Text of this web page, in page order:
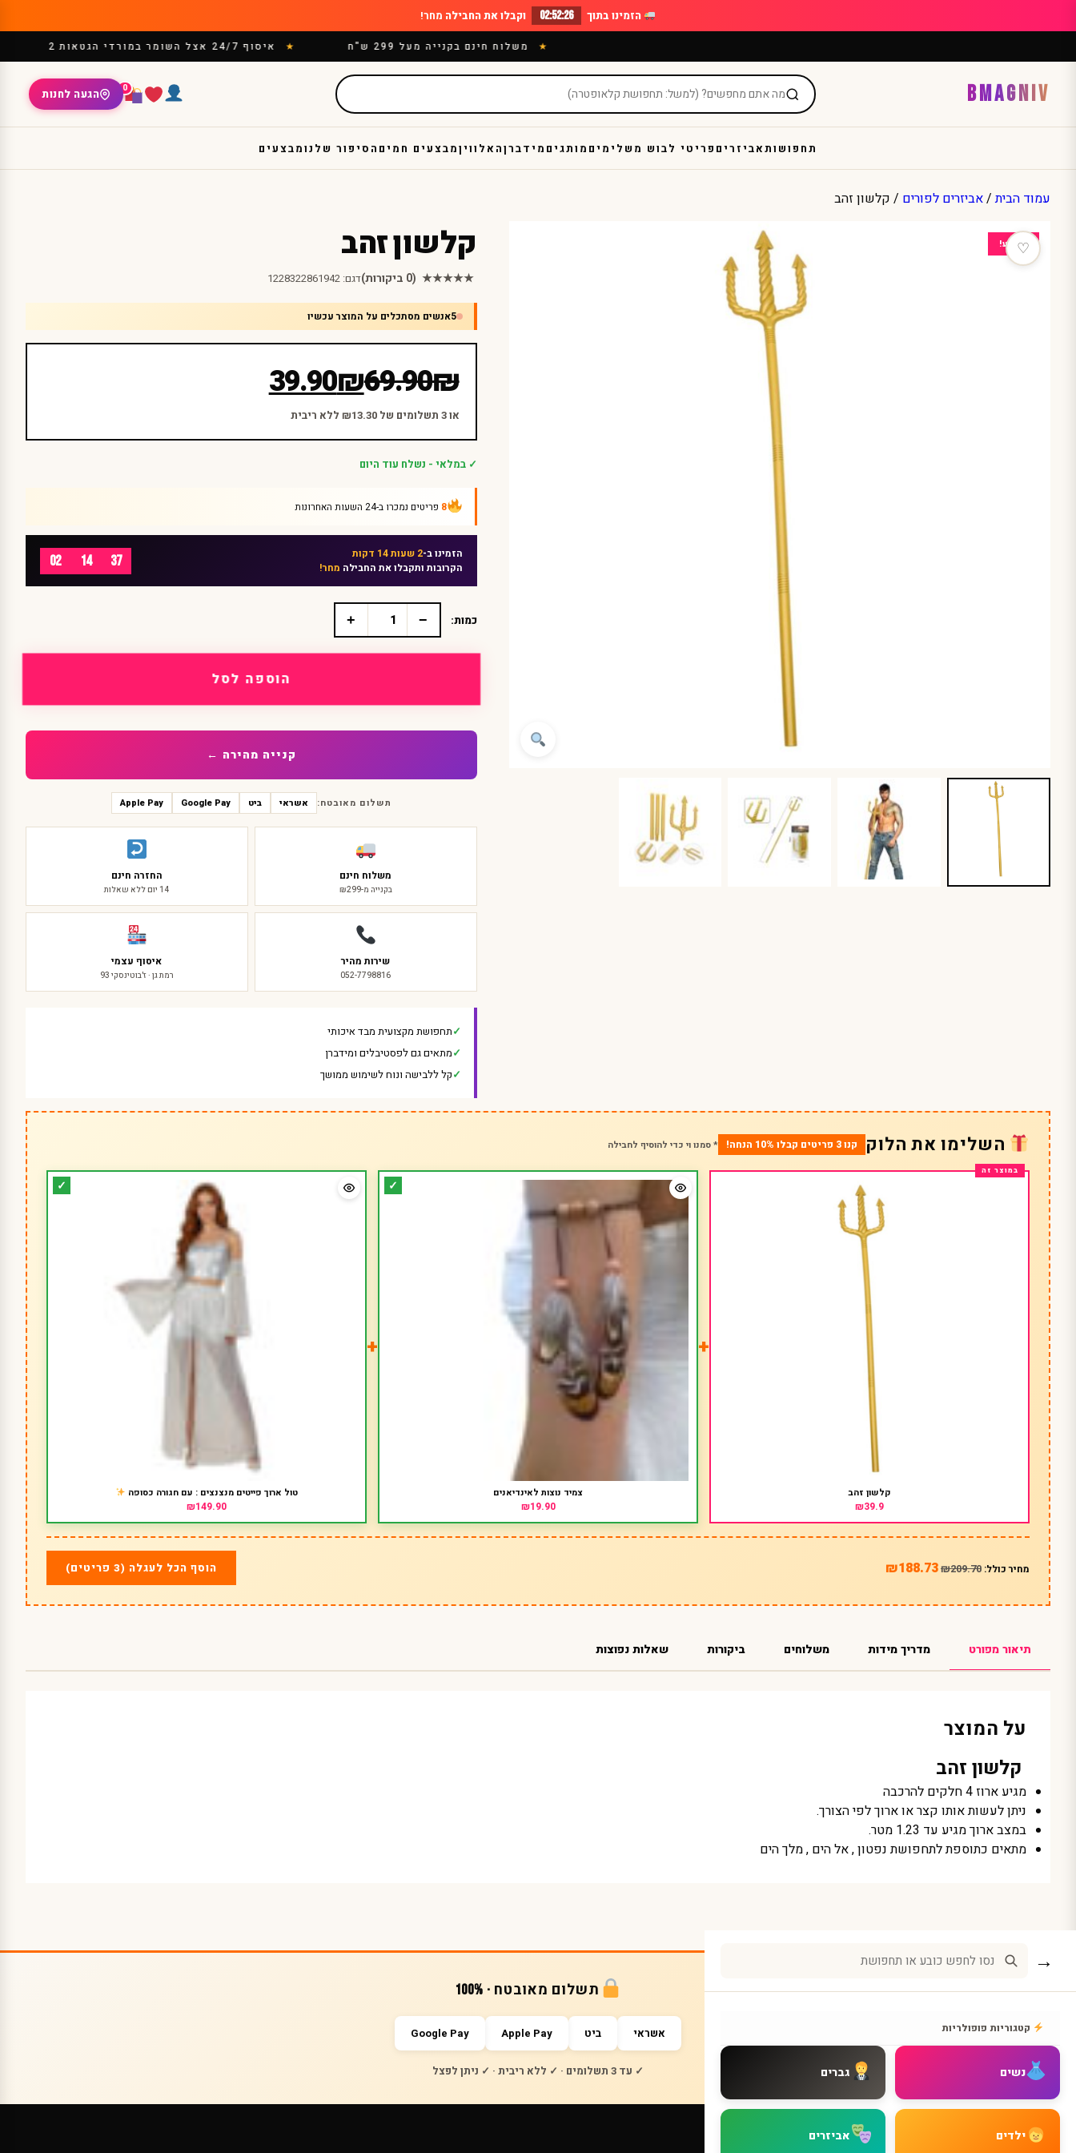
to
הזמינו בתוך 02:52:25 וקבלו את החבילה מחר!
משלוח חינם בקנייה מעל 299 ש"ח איסוף 24/7 אצל השומר במורדי הגטאות 2
BMAGNIV
0 הגעה לחנות
תחפושותאביזרים פריטי לבוש משלימים מותגים מידברןהאלוויןמבצעים חמים הסיפור שלנומבצעים
עמוד הבית/אביזרים לפורים / קלשון זהב
מבצע! קלשון זהב ♡
★★★★★ (0 ביקורות) דגם:1228322861942
5אנשים מסתכלים על המוצר עכשיו
₪
69.90המחיר
המקורי
היה:
₪
39.90
המחיר
הנוכחי
הוא:
או 3 תשלומים של ₪13.30 ללא ריבית
✓ במלאי - נשלח עוד היום
8 פריטים נמכרו ב-24 השעות האחרונות
הזמינו ב-2 שעות 14 דקות
הקרובות ותקבלו את החבילה מחר! 02 14 37
כמות
קלשון
כמות: −
+
הוספה לסל
קנייה מהירה ←
תשלום מאובטח: אשראי ביט Google Pay
Apple Pay
משלוח חינם
בקנייה מ-₪299
החזרה חינם
14 יום ללא שאלות
שירות מהיר
052-7798816
איסוף עצמי
רמת גן · ז'בוטינסקי 93
תחפושת מקצועית מבד איכותי
מתאים גם לפסטיבלים ומידברן
קל ללבישה ונוח לשימוש ממושך
השלימו את הלוק קנו 3 פריטים קבלו 10% הנחה! * סמנו וי כדי להוסיף לחבילה
קלשון זהב
₪39.9
+
צמיד נוצות לאינדיאנים
₪19.90
+
טול ארוך פייטים מנצנצים : עם חגורה כסופה
₪149.90
מחיר כולל: ₪209.70
₪188.73 הוסף הכל לעגלה (3 פריטים)
תיאור מפורט מדריך מידות משלוחים ביקורות שאלות נפוצות
על המוצר
קלשון זהב
מגיע ארוז 4 חלקים להרכבה
ניתן לעשות אותו קצר או ארוך לפי הצורך.
במצב ארוך מגיע עד 1.23 מטר.
מתאים כתוספת לתחפושת נפטון , אל הים , מלך הים
תשלום מאובטח · 100%
אשראי ביט Apple Pay
Google Pay
✓ עד 3 תשלומים · ✓ ללא ריבית · ✓ ניתן לפצל
→
קטגוריות פופולריות
נשים גברים
ילדים אביזרים